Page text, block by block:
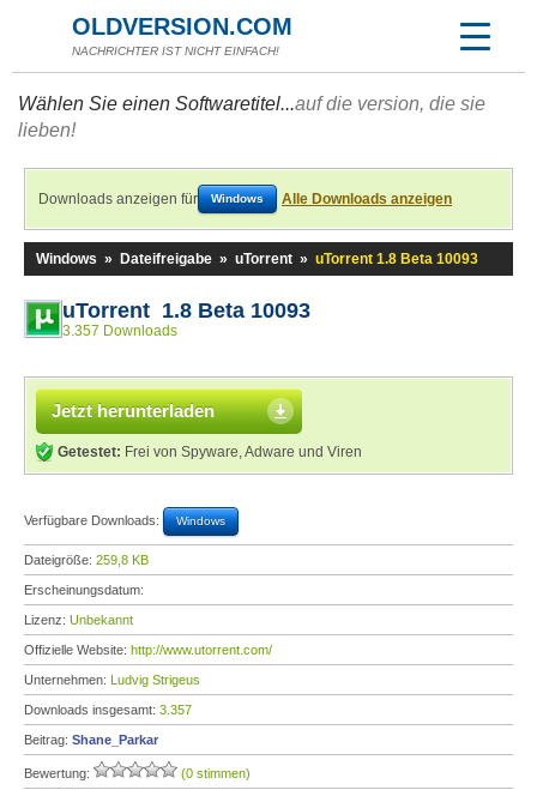
OLDVERSION.COM
NACHRICHTER IST NICHT EINFACH!
Wählen Sie einen Softwaretitel...auf die version, die sie
lieben!
Downloads anzeigen für Windows Alle Downloads anzeigen
Windows » Dateifreigabe » uTorrent » uTorrent 1.8 Beta 10093
uTorrent 1.8 Beta 10093
3.357 Downloads
Jetzt herunterladen
Getestet: Frei von Spyware, Adware und Viren
Verfügbare Downloads: Windows
Dateigröße: 259,8 KB
Erscheinungsdatum:
Lizenz: Unbekannt
Offizielle Website: http://www.utorrent.com/
Unternehmen: Ludvig Strigeus
Downloads insgesamt: 3.357
Beitrag: Shane_Parkar
Bewertung: (0 stimmen)